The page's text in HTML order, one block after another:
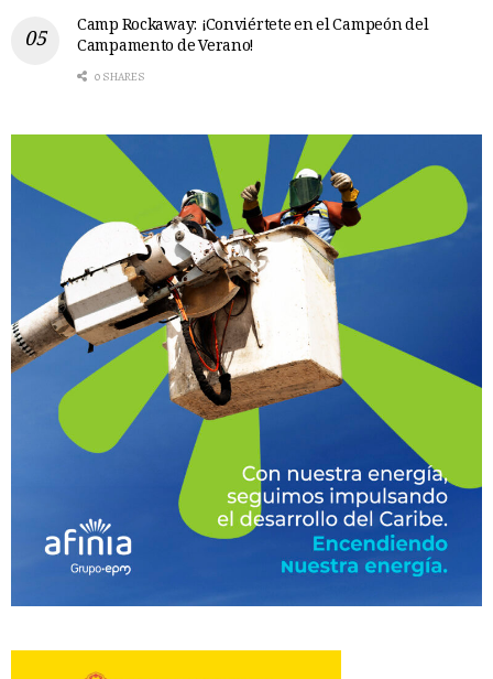
Camp Rockaway: ¡Conviértete en el Campeón del
Campamento de Verano!
0 SHARES